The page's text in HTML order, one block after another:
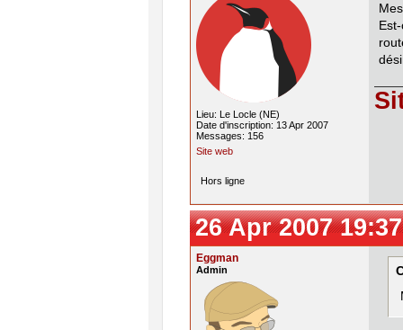
Lieu: Le Locle (NE)
Date d'inscription: 13 Apr 2007
Messages: 156
Site web
Hors ligne
26 Apr 2007
Eggman
Admin